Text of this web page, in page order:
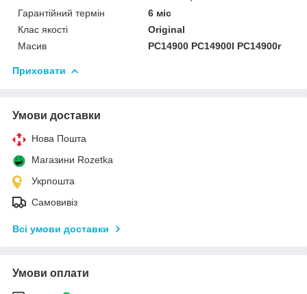
Гарантійний термін
6 міс
Клас якості
Original
Масив
PC14900 PC14900l PC14900r
Приховати
Умови доставки
Нова Пошта
Магазини Rozetka
Укрпошта
Самовивіз
Всі умови доставки
Умови оплати